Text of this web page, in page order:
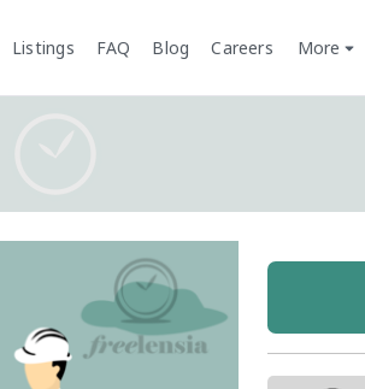
Listings FAQ Blog Careers More